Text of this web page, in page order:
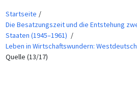
Startseite
Die Besatzungszeit und die Entstehung
Staaten (1945–1961)
Leben in Wirtschaftswundern:
Quelle (13/17)